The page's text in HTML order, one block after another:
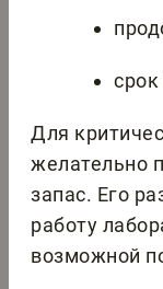
срок
Для
желательно
запас. Его
работу
возможной